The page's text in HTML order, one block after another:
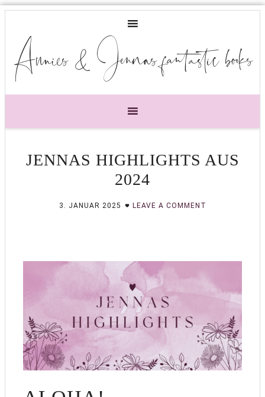
Annies & Jennas fantastic books
JENNAS HIGHLIGHTS AUS
2024
3. JANUAR 2025 LEAVE A COMMENT